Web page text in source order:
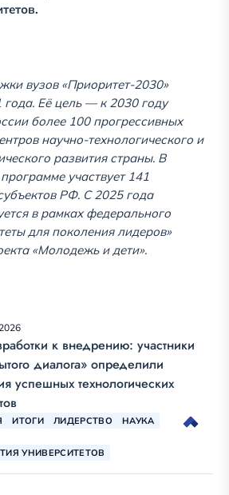
вузов «Приоритет-2030»
года. Её цель — к 2030 году
более 100 прогрессивных
научно-технологического и
развития страны. В
участвует 141
РФ. С 2025 года
в рамках федерального
для поколения лидеров»
«Молодежь и дети».
к внедрению: участники
диалога» определили
успешных технологических
ИТОГИ ЛИДЕРСТВО
НАУКА
УНИВЕРСИТЕТОВ